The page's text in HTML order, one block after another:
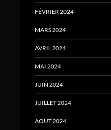
FÉVRIER 2024
MARS 2024
AVRIL 2024
MAI 2024
JUIN 2024
JUILLET 2024
AOUT 2024